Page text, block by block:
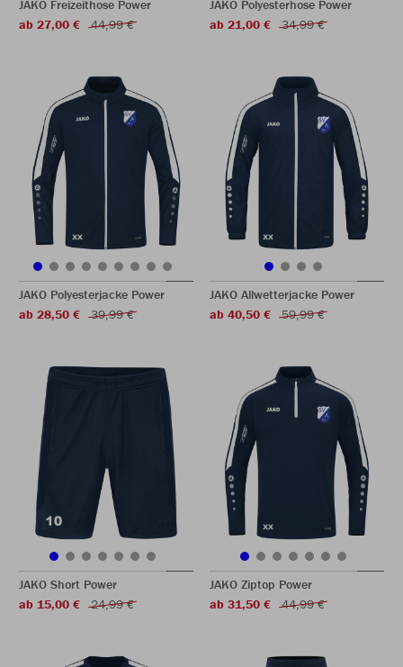
JAKO Freizeithose Power
ab 27,00 €
44,99 €
JAKO Polyesterhose Power
ab 21,00 €
34,99 €
JAKO Polyesterjacke Power
ab 28,50 €
39,99 €
JAKO Allwetterjacke Power
ab 40,50 €
59,99 €
JAKO Short Power
ab 15,00 €
24,99 €
JAKO Ziptop Power
ab 31,50 €
44,99 €